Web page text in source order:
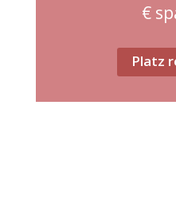
€
Platz